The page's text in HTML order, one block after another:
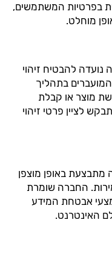
בפרטיות המשתמשים,
מוחלט.
להבטיח זיהוי
בתהליך
מוצר או קבלת
לציין פרטי זיהוי
באופן מוצפן
החברה שומרת
אבטחת המידע
האינטרנט.